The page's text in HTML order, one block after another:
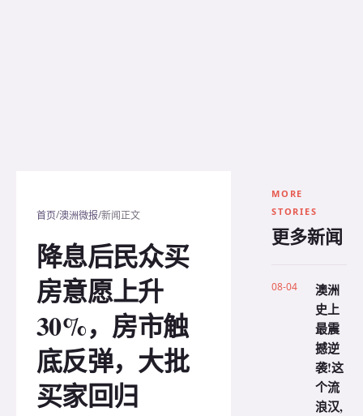
首页/澳洲微报/新闻正文
降息后民众买
房意愿上升
30%，房市触
底反弹，大批
买家回归
MORE
STORIES
更多新闻
08-04
澳洲
史上
最震
撼逆
袭!这
个流
浪汉,